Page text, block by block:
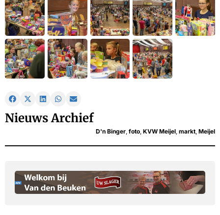
Nieuws Archief
D'n Binger foto KVW Meijel markt Meijel